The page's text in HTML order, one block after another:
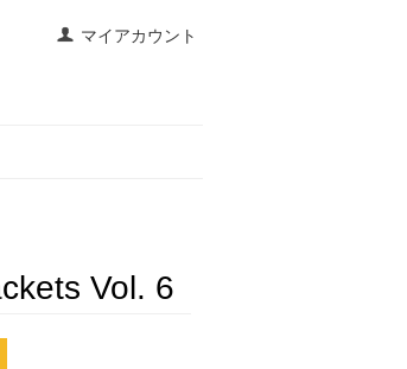
マイアカウント
Vol. 6